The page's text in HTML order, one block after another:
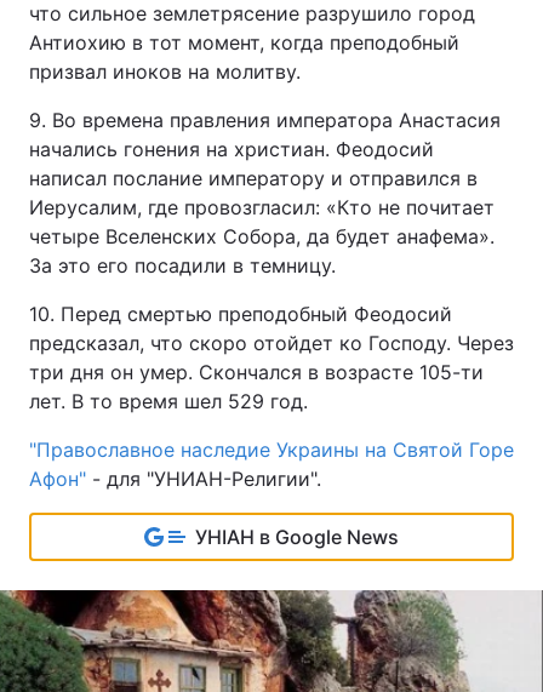
что сильное землетрясение разрушило город
Антиохию в тот момент, когда преподобный
призвал иноков на молитву.
9. Во времена правления императора Анастасия
начались гонения на христиан. Феодосий
написал послание императору и отправился в
Иерусалим, где провозгласил: «Кто не почитает
четыре Вселенских Собора, да будет анафема».
За это его посадили в темницу.
10. Перед смертью преподобный Феодосий
предсказал, что скоро отойдет ко Господу. Через
три дня он умер. Скончался в возрасте 105-ти
лет. В то время шел 529 год.
"Православное наследие Украины на Святой Горе
Афон" - для "УНИАН-Религии".
УНІАН в Google News